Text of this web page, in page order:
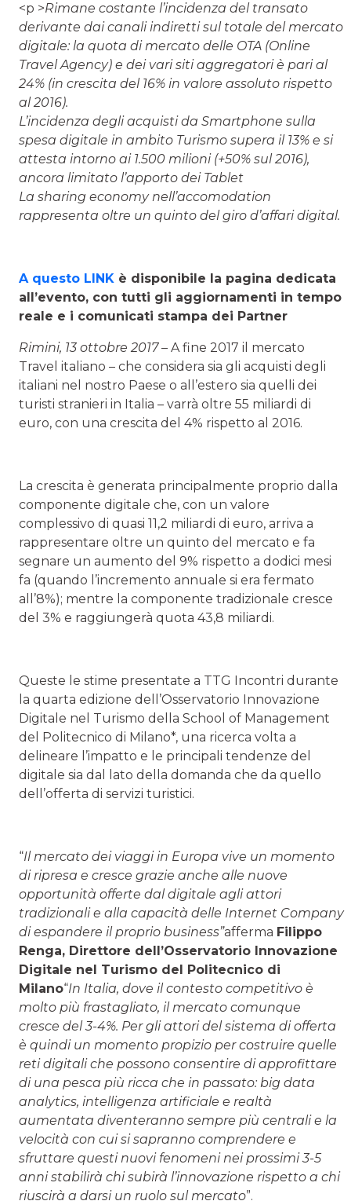
<p >Rimane costante l’incidenza del transato
derivante dai canali indiretti sul totale del mercato
digitale: la quota di mercato delle OTA (Online
Travel Agency) e dei vari siti aggregatori è pari al
24% (in crescita del 16% in valore assoluto rispetto
al 2016).
L’incidenza degli acquisti da Smartphone sulla
spesa digitale in ambito Turismo supera il 13% e si
attesta intorno ai 1.500 milioni (+50% sul 2016),
ancora limitato l’apporto dei Tablet
La sharing economy nell’accomodation
rappresenta oltre un quinto del giro d’affari digital.
A questo LINK è disponibile la pagina dedicata
all’evento, con tutti gli aggiornamenti in tempo
reale e i comunicati stampa dei Partner
Rimini, 13 ottobre 2017– A fine 2017 il mercato
Travel italiano – che considera sia gli acquisti degli
italiani nel nostro Paese o all’estero sia quelli dei
turisti stranieri in Italia – varrà oltre 55 miliardi di
euro, con una crescita del 4% rispetto al 2016.
La crescita è generata principalmente proprio dalla
componente digitale che, con un valore
complessivo di quasi 11,2 miliardi di euro, arriva a
rappresentare oltre un quinto del mercato e fa
segnare un aumento del 9% rispetto a dodici mesi
fa (quando l’incremento annuale si era fermato
all’8%); mentre la componente tradizionale cresce
del 3% e raggiungerà quota 43,8 miliardi.
Queste le stime presentate a TTG Incontri durante
la quarta edizione dell’Osservatorio Innovazione
Digitale nel Turismo della School of Management
del Politecnico di Milano*, una ricerca volta a
delineare l’impatto e le principali tendenze del
digitale sia dal lato della domanda che da quello
dell’offerta di servizi turistici.
“Il mercato dei viaggi in Europa vive un momento
di ripresa e cresce grazie anche alle nuove
opportunità offerte dal digitale agli attori
tradizionali e alla capacità delle Internet Company
di espandere il proprio business”afferma Filippo
Renga, Direttore dell’Osservatorio Innovazione
Digitale nel Turismo del Politecnico di
Milano“In Italia, dove il contesto competitivo è
molto più frastagliato, il mercato comunque
cresce del 3-4%. Per gli attori del sistema di offerta
è quindi un momento propizio per costruire quelle
reti digitali che possono consentire di approfittare
di una pesca più ricca che in passato: big data
analytics, intelligenza artificiale e realtà
aumentata diventeranno sempre più centrali e la
velocità con cui si sapranno comprendere e
sfruttare questi nuovi fenomeni nei prossimi 3-5
anni stabilirà chi subirà l’innovazione rispetto a chi
riuscirà a darsi un ruolo sul mercato”.